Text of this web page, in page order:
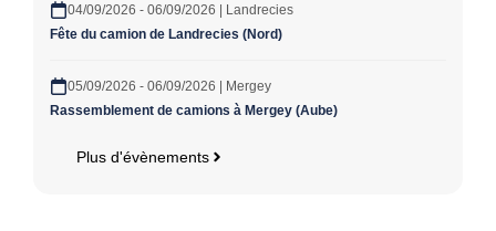
04/09/2026 - 06/09/2026 | Landrecies
Fête du camion de Landrecies (Nord)
05/09/2026 - 06/09/2026 | Mergey
Rassemblement de camions à Mergey (Aube)
Plus d'évènements